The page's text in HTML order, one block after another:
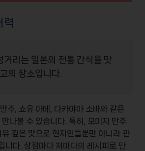
력
거리는 일본의 전통 간식을 맛
의 장소입니다.
주 쇼유 아메 다카야마 소바와 같은
나볼 수 있습니다. 특히, 모미지 만주
깊은 맛으로 현지인들뿐만 아니라 관
니다. 상점마다 저마다의 레시피로 만